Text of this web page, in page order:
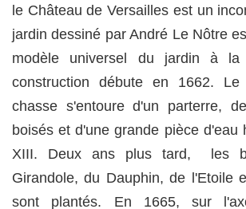
le Château de Versailles est un
jardin dessiné par André Le Nôtre
modèle universel du jardin à la
construction débute en 1662.
chasse s'entoure d'un parterre,
boisés et d'une grande pièce d'eau
XIII. Deux ans plus tard, les
Girandole, du Dauphin, de l'Etoile
sont plantés. En 1665, sur